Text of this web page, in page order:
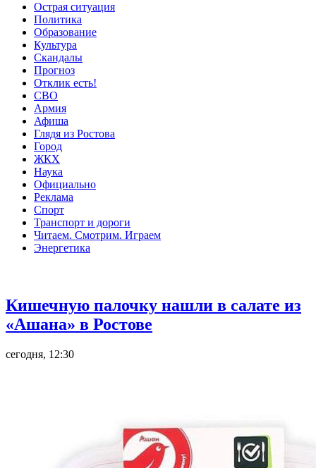
Острая ситуация
Политика
Образование
Культура
Скандалы
Прогноз
Отклик есть!
СВО
Армия
Афиша
Глядя из Ростова
Город
ЖКХ
Наука
Официально
Реклама
Спорт
Транспорт и дороги
Читаем. Смотрим. Играем
Энергетика
Кишечную палочку нашли в салате из
«Ашана» в Ростове
сегодня, 12:30